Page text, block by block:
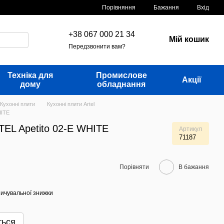
Порівняння Бажання Вхід
+38 067 000 21 34
Передзвонити вам?
Мій кошик
Техніка для
дому
Промислове
обладнання
Акції
Кухонні плити
Кухонні плити Artel
Apetito 02-E WHITE Артикул
71187
Порівняти В бажання
знижки